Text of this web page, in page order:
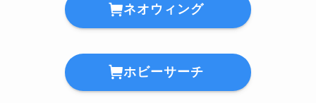
ネオウィング
ホビーサーチ